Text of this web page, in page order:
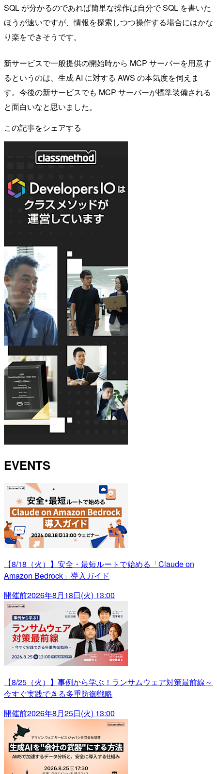
SQL が分かるのであれば簡単な操作は自分で SQL を書いた
ほうが速いですが、情報を探索しつつ操作する場合にはかな
り楽をできそうです。
新サービスで一般提供の開始時から MCP サーバーを用意す
るというのは、生成 AI に対する AWS の本気度を伺えま
す。今後の新サービスでも MCP サーバーが標準装備される
と面白いなと思いました。
この記事をシェアする
EVENTS
【8/18（火）】安全・最短ルートで始める「Claude on
Amazon Bedrock」導入ガイド
開催前2026年8月18日(火) 13:00
【8/25（火）】事例から学ぶ！ランサムウェア対策最前線～
今すぐ実践できる多重防御戦略
開催前2026年8月25日(火) 13:00